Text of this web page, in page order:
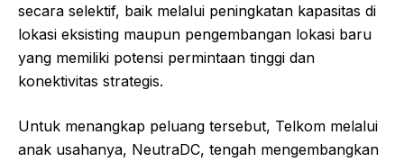
secara selektif, baik melalui peningkatan kapasitas di
lokasi eksisting maupun pengembangan lokasi baru
yang memiliki potensi permintaan tinggi dan
konektivitas strategis.
Untuk menangkap peluang tersebut, Telkom melalui
anak usahanya, NeutraDC, tengah mengembangkan